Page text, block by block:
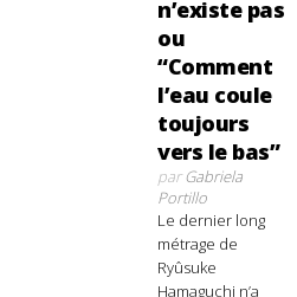
n’existe pas
ou
“Comment
l’eau coule
toujours
vers le bas”
parGabriela
Portillo
Le dernier long
métrage de
Ryûsuke
Hamaguchi n’a